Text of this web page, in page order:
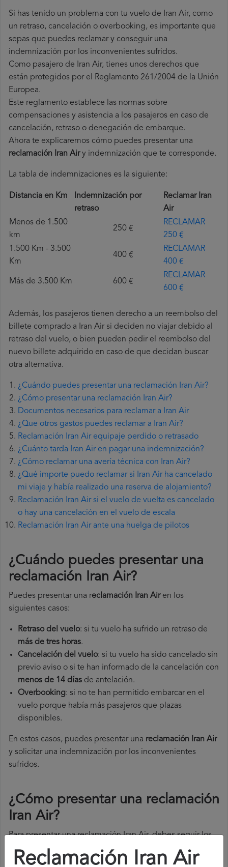
Si has tenido un problema con tu vuelo de Iran Air, como
un retraso, cancelación o overbooking, es importante que
sepas que puedes reclamar y conseguir una
indemnización por los inconvenientes sufridos.
Como pasajero de Iran Air, tienes unos derechos que
están protegidos por el Reglamento 261/2004 de la Unión
Europea.
Este reglamento establece las normas sobre
compensaciones y asistencia a los pasajeros en caso de
cancelación, retraso o denegación de embarque.
Ahora te explicaremos cómo puedes presentar una
reclamación Iran Airy indemnización que te corresponde.
La tabla de indemnizaciones es la siguiente:
Distancia en Km
Indemnización por
retraso
Reclamar Iran
Air
Menos de 1.500
km
250 €
RECLAMAR
250 €
1.500 Km - 3.500
Km
400 €
RECLAMAR
400 €
Más de 3.500 Km 600 €
RECLAMAR
600 €
Además, los pasajeros tienen derecho a un reembolso del
billete comprado a Iran Air si deciden no viajar debido al
retraso del vuelo, o bien pueden pedir el reembolso del
nuevo billete adquirido en caso de que decidan buscar
otra alternativa.
¿Cuándo puedes presentar una reclamación Iran Air?
¿Cómo presentar una reclamación Iran Air?
Documentos necesarios para reclamar a Iran Air
¿Que otros gastos puedes reclamar a Iran Air?
Reclamación Iran Air equipaje perdido o retrasado
¿Cuánto tarda Iran Air en pagar una indemnización?
¿Cómo reclamar una avería técnica con Iran Air?
¿Qué importe puedo reclamar si Iran Air ha cancelado
mi viaje y había realizado una reserva de alojamiento?
Reclamación Iran Air si el vuelo de vuelta es cancelado
o hay una cancelación en el vuelo de escala
Reclamación Iran Air ante una huelga de pilotos
¿Cuándo puedes presentar una
reclamación Iran Air?
Puedes presentar una reclamación Iran Airen los
siguientes casos:
Retraso del vuelo: si tu vuelo ha sufrido un retraso de
más de tres horas.
Cancelación del vuelo: si tu vuelo ha sido cancelado sin
previo aviso o si te han informado de la cancelación con
menos de 14 días de antelación.
Overbooking: si no te han permitido embarcar en el
vuelo porque había más pasajeros que plazas
disponibles.
En estos casos, puedes presentar una reclamación Iran Air​
y solicitar una indemnización por los inconvenientes
sufridos.
¿Cómo presentar una reclamación
Iran Air?
Para presentar una reclamación Iran Air, debes seguir los
siguientes pasos:
Reclamación Iran Air